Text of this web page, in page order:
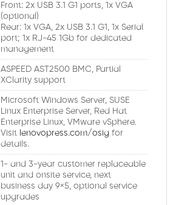
Front: 2x USB 3.1 G1 ports, 1x VGA
(optional)
Rear: 1x VGA, 2x USB 3.1 G1, 1x Serial
port; 1x RJ-45 1Gb for dedicated
management
ASPEED AST2500 BMC, Partial
XClarity support
Microsoft Windows Server, SUSE
Linux Enterprise Server, Red Hat
Enterprise Linux, VMware vSphere.
Visit lenovopress.com/osig for
details.
1- and 3-year customer replaceable
unit and onsite service, next
business day 9×5, optional service
upgrades